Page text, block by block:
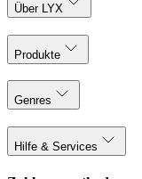
Über LYX
Produkte
Genres
Hilfe & Services